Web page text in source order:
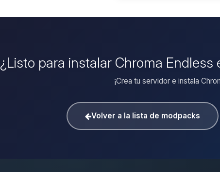
¿Listo para instalar Chroma
¡Crea tu servidor e instala
Volver a la lista de modpacks